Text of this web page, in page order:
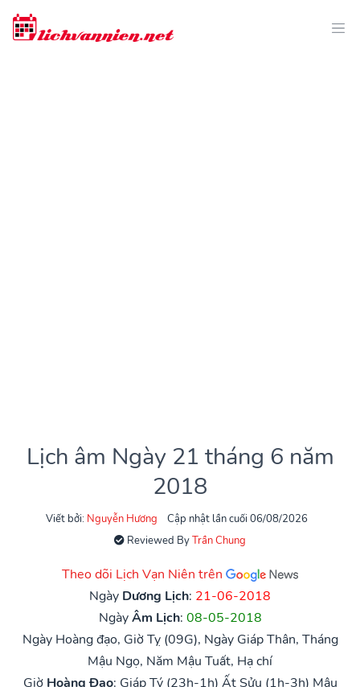
Lịch âm Ngày 21 tháng 6 năm
2018
Viết bởi: Nguyễn Hương
Cập nhật lần cuối 06/08/2026
Reviewed ByTrần Chung
Theo dõi Lịch Vạn Niên trên
Ngày Dương Lịch: 21-06-2018
NgàyÂm Lịch: 08-05-2018
Ngày Hoàng đạo, Giờ Tỵ (09G), Ngày Giáp Thân, Tháng
Mậu Ngọ, Năm Mậu Tuất, Hạ chí
Giờ Hoàng Đạo: Giáp Tý (23h-1h) Ất Sửu (1h-3h) Mậu